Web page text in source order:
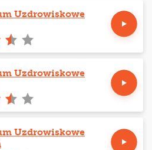
Uzdrowiskowe
Uzdrowiskowe
Uzdrowiskowe